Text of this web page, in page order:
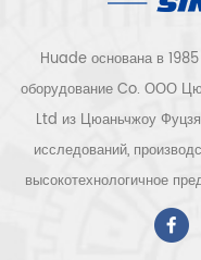
Huade основана в
оборудование Co. ООО
Ltd из Цюаньчжоу
исследований,
высокотехнологичное
ce 、 РОШ 、 ETL 、
безопасности ccc,